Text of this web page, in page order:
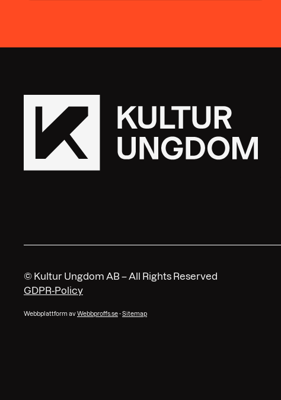
© Kultur Ungdom AB – All Rights Reserved
GDPR-Policy
Webbplattform avWebbproffs.se-Sitemap